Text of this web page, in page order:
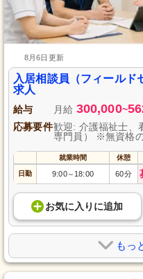
8月6日更新
入居相談員（フィールド
求人
給与 月給 300,000~
応募要件歓迎: 介護福祉士、
専門員） ※無資格
就業時間 休憩
日勤 9:00～ 18:00 60分
お気に入り に追加
もっ